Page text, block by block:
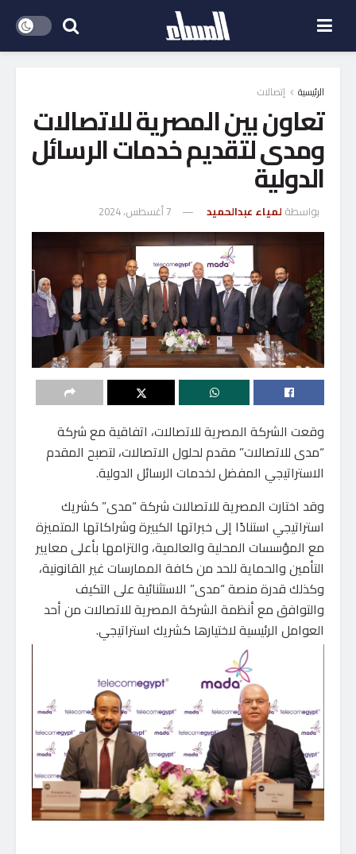
الرئيسية إتصالات
تعاون بين المصرية للاتصالات
ومدى لتقديم خدمات الرسائل
الدولية
بواسطة لمياء عبدالحميد 7 أغسطس، 2024
وقعت الشركة المصرية للاتصالات، اتفاقية مع شركة
“مدى للاتصالات” مقدم لحلول الاتصالات، لتصبح المقدم
الاستراتيجي المفضل لخدمات الرسائل الدولية.
وقد اختارت المصرية للاتصالات شركة “مدى” كشريك
استراتيجي استنادًا إلى خبراتها الكبيرة وشراكاتها المتميزة
مع المؤسسات المحلية والعالمية، والتزامها بأعلى معايير
التأمين والحماية للحد من كافة الممارسات غير القانونية،
وكذلك قدرة منصة “مدى” الاستثنائية على التكيف
والتوافق مع أنظمة الشركة المصرية للاتصالات من أحد
العوامل الرئيسية لاختيارها كشريك استراتيجي.